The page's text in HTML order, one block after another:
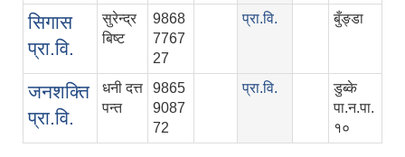
सिगास
प्रा.वि.
सुरेन्द्र
बिष्‍ट
9868
7767
27
प्रा.वि. बुँङ्डा
जनशक्ति
प्रा.वि.
धनी दत्त
पन्त
9865
9087
72
प्रा.वि.
डुब्‍के
पा.न.पा.
१०